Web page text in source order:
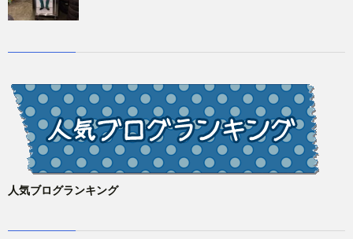
人気ブログランキング